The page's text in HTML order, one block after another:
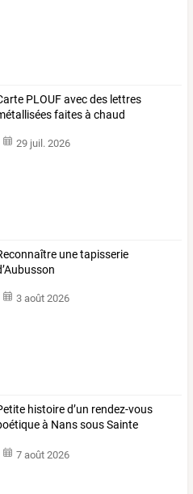
PLOUF avec des lettres
faites à chaud
29 juil. 2026
une tapisserie
3 août 2026
histoired’un rendez-vous
à NanssousSainte
7 août 2026